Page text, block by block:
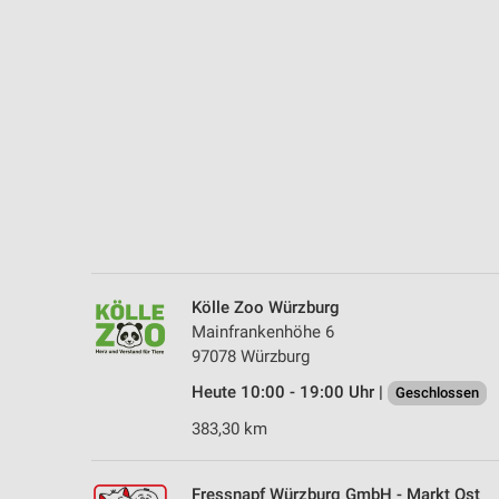
Kölle Zoo Würzburg
Mainfrankenhöhe 6
97078 Würzburg
Heute 10:00 - 19:00 Uhr |
Geschlossen
383,30 km
Fressnapf Würzburg GmbH - Markt Ost
Nicht-IAB-Verarbeitungszwecke:
Notwendig